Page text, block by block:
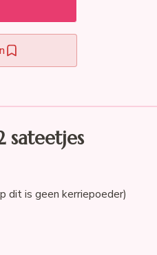
sateetjes
dit is geen kerriepoeder)